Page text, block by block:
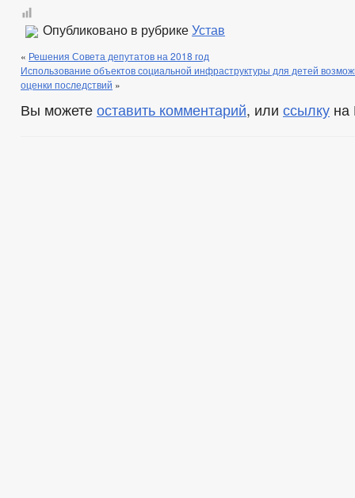
Опубликовано в рубрике Устав
« Решения Совета депутатов на 2018 год
Использование объектов социальной инфраструктуры для детей
оценки последствий »
Вы можете оставить комментарий, или ссылку на